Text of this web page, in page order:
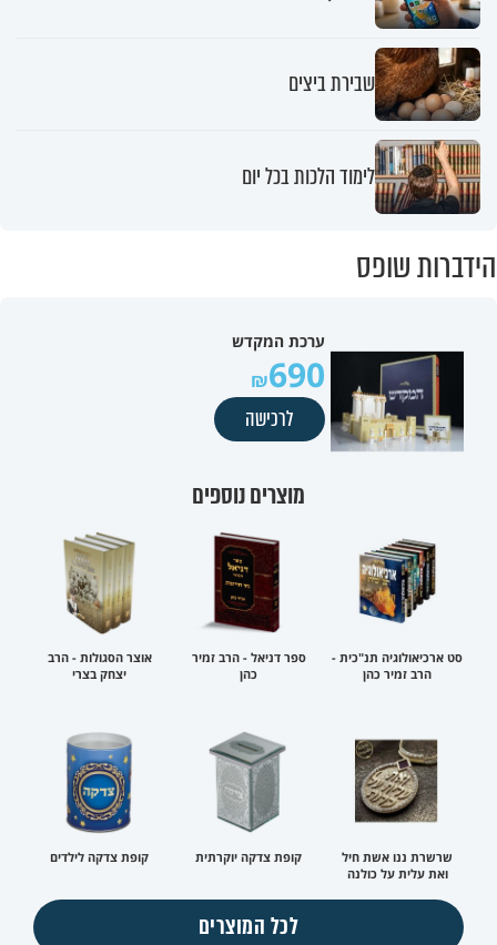
שבירת ביצים
לימוד הלכות בכל יום
הידברות שופס
ערכת המקדש
690
לרכישה
מוצרים נוספים
סט ארכיאולוגיה תנ"כית -
הרב זמיר כהן
ספר דניאל - הרב זמיר
כהן
אוצר הסגולות - הרב
יצחק בצרי
שרשרת ננו אשת חיל
ואת עלית על כולנה
קופת צדקה יוקרתית קופת צדקה לילדים
לכל המוצרים